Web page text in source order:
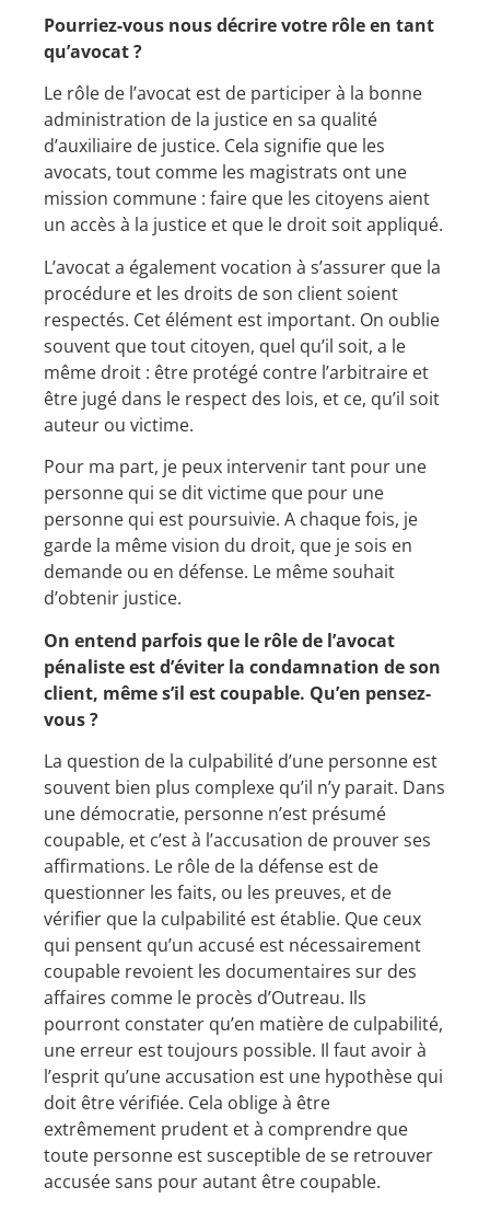
Pourriez-vous nous décrire votre rôle en tant
qu’avocat ?
Le rôle de l’avocat est de participer à la bonne
administration de la justice en sa qualité
d’auxiliaire de justice. Cela signifie que les
avocats, tout comme les magistrats ont une
mission commune : faire que les citoyens aient
un accès à la justice et que le droit soit appliqué.
L’avocat a également vocation à s’assurer que la
procédure et les droits de son client soient
respectés. Cet élément est important. On oublie
souvent que tout citoyen, quel qu’il soit, a le
même droit : être protégé contre l’arbitraire et
être jugé dans le respect des lois, et ce, qu’il soit
auteur ou victime.
Pour ma part, je peux intervenir tant pour une
personne qui se dit victime que pour une
personne qui est poursuivie. A chaque fois, je
garde la même vision du droit, que je sois en
demande ou en défense. Le même souhait
d’obtenir justice.
On entend parfois que le rôle de l’avocat
pénaliste est d’éviter la condamnation de son
client, même s’il est coupable. Qu’en pensez-
vous ?
La question de la culpabilité d’une personne est
souvent bien plus complexe qu’il n’y parait. Dans
une démocratie, personne n’est présumé
coupable, et c’est à l’accusation de prouver ses
affirmations. Le rôle de la défense est de
questionner les faits, ou les preuves, et de
vérifier que la culpabilité est établie. Que ceux
qui pensent qu’un accusé est nécessairement
coupable revoient les documentaires sur des
affaires comme le procès d’Outreau. Ils
pourront constater qu’en matière de culpabilité,
une erreur est toujours possible. Il faut avoir à
l’esprit qu’une accusation est une hypothèse qui
doit être vérifiée. Cela oblige à être
extrêmement prudent et à comprendre que
toute personne est susceptible de se retrouver
accusée sans pour autant être coupable.